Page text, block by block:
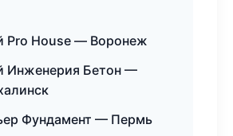
Pro House — Воронеж
Инженерия Бетон —
Фундамент — Пермь